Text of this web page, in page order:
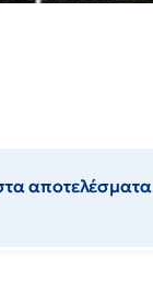
αποτελέσματα